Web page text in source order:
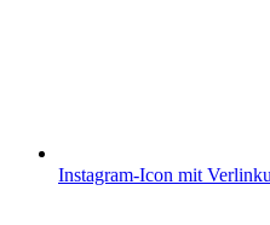
Instagram-Icon mit